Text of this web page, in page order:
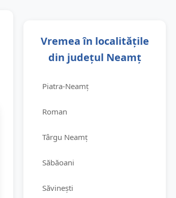
Vremea în localitățile
din județul Neamț
Piatra-Neamț
Roman
Târgu Neamț
Săbăoani
Săvinești